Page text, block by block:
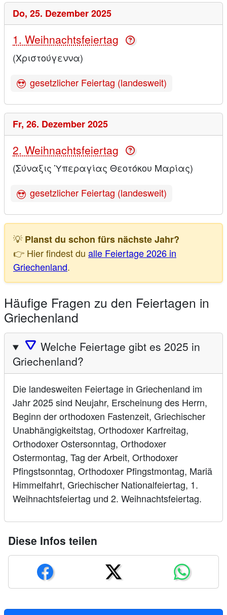
Do, 25. Dezember 2025
1. Weihnachtsfeiertag
(Χριστούγεννα)
gesetzlicher Feiertag (landesweit)
Fr, 26. Dezember 2025
2. Weihnachtsfeiertag
(Σύναξις Ὑπεραγίας Θεοτόκου Μαρίας)
gesetzlicher Feiertag (landesweit)
💡 Planst du schon fürs nächste Jahr?
👉 Hier findest du alle Feiertage 2026 in
Griechenland.
Häufige Fragen zu den Feiertagen in
Griechenland
🛆 Welche Feiertage gibt es 2025 in
Griechenland?
Die landesweiten Feiertage in Griechenland im
Jahr 2025 sind Neujahr, Erscheinung des Herrn,
Beginn der orthodoxen Fastenzeit, Griechischer
Unabhängigkeitstag, Orthodoxer Karfreitag,
Orthodoxer Ostersonntag, Orthodoxer
Ostermontag, Tag der Arbeit, Orthodoxer
Pfingstsonntag, Orthodoxer Pfingstmontag, Mariä
Himmelfahrt, Griechischer Nationalfeiertag, 1.
Weihnachtsfeiertag und 2. Weihnachtsfeiertag.
Diese Infos teilen